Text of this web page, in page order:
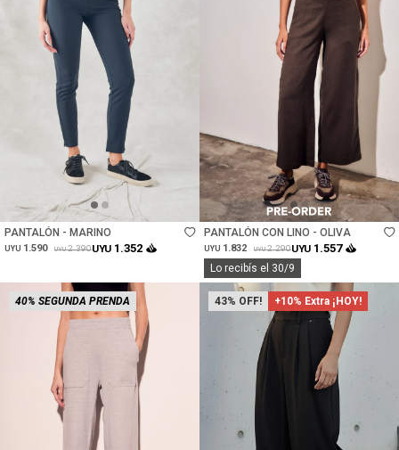
PANTALÓN - MARINO
UYU 1.590 UYU 2.390UYU 1.352
Talle
PANTALÓN CON LINO - OLIVA
UYU 1.832 UYU 2.290UYU 1.557
Lo recibís el 30/9
40% SEGUNDA PRENDA 43 +10% Extra ¡HOY!